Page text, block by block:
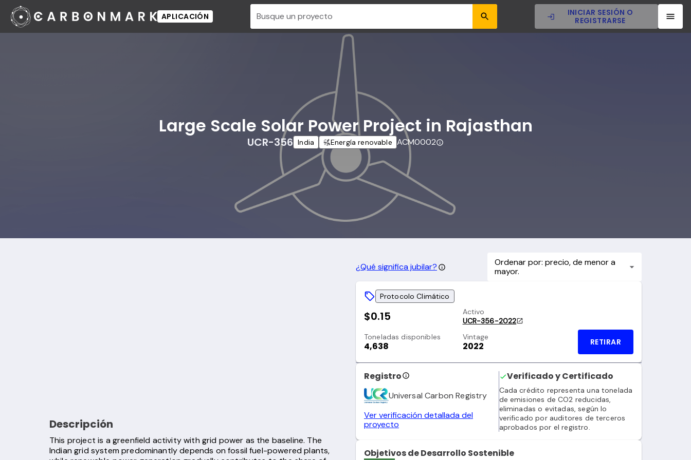
APLICACIÓN
INICIAR SESIÓN O
REGISTRARSE
Large Scale Solar Power Project in Rajasthan
UCR-356 India Energía renovable ACM0002
Descripción
This project is a greenfield activity with grid power as the baseline. The
Indian grid system predominantly depends on fossil fuel-powered plants,
¿Qué significa jubilar?
Ordenar por: precio, de menor a
mayor.
Protocolo Climático
$0.15
Activo
UCR-356-2022
Toneladas disponibles
4,638
Vintage
2022 RETIRAR
Registro
Universal Carbon Registry
Ver verificación detallada del
proyecto
Verificado y Certificado
Cada crédito representa una tonelada
de emisiones de CO2 reducidas,
eliminadas o evitadas, según lo
verificado por auditores de terceros
aprobados por el registro.
Objetivos de Desarrollo Sostenible